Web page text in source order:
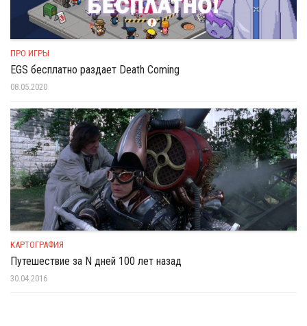
ПРО ИГРЫ
EGS бесплатно раздает Death Coming
08.05.2020
КАРТОГРАФИЯ
Путешествие за N дней 100 лет назад
30.04.2016